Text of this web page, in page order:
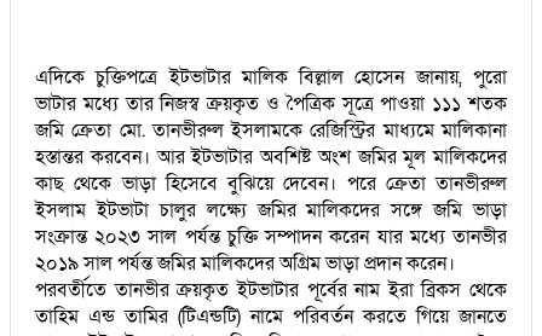
এদিকে চুক্তিপত্রে ইটভাটার মালিক বিল্লাল হোসেন জানায়, পুরো
ভাটার মধ্যে তার নিজস্ব ক্রয়কৃত ও পৈত্রিক সূত্রে পাওয়া ১১১ শতক
জমি ক্রেতা মো. তানভীরুল ইসলামকে রেজিস্ট্রির মাধ্যমে মালিকানা
হস্তান্তর করবেন। আর ইটভাটার অবশিষ্ট অংশ জমির মূল মালিকদের
কাছ থেকে ভাড়া হিসেবে বুঝিয়ে দেবেন। পরে ক্রেতা তানভীরুল
ইসলাম ইটভাটা চালুর লক্ষ্যে জমির মালিকদের সঙ্গে জমি ভাড়া
সংক্রান্ত ২০২৩ সাল পর্যন্ত চুক্তি সম্পাদন করেন যার মধ্যে তানভীর
২০১৯ সাল পর্যন্ত জমির মালিকদের অগ্রিম ভাড়া প্রদান করেন।
পরবর্তীতে তানভীর ক্রয়কৃত ইটভাটার পূর্বের নাম ইরা ব্রিকস থেকে
তাহিম এন্ড তামির (টিএন্ডটি) নামে পরিবর্তন করতে গিয়ে জানতে